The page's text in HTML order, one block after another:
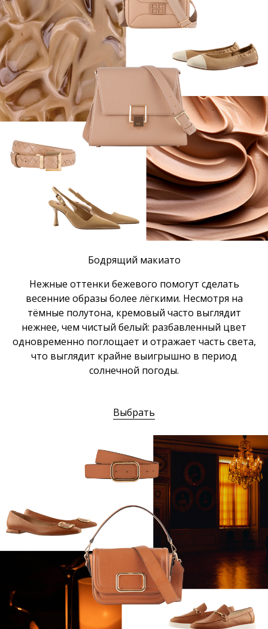
Бодрящий макиато
Нежные оттенки бежевого помогут сделать
весенние образы более лёгкими. Несмотря на
тёмные полутона, кремовый часто выглядит
нежнее, чем чистый белый: разбавленный цвет
одновременно поглощает и отражает часть света,
что выглядит крайне выигрышно в период
солнечной погоды.
Выбрать